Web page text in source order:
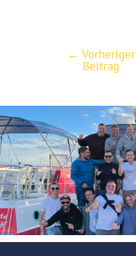
navigation
← Vorheriger
Beitrag